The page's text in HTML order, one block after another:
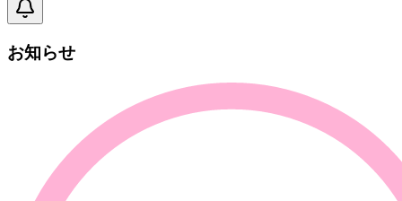
お知らせ